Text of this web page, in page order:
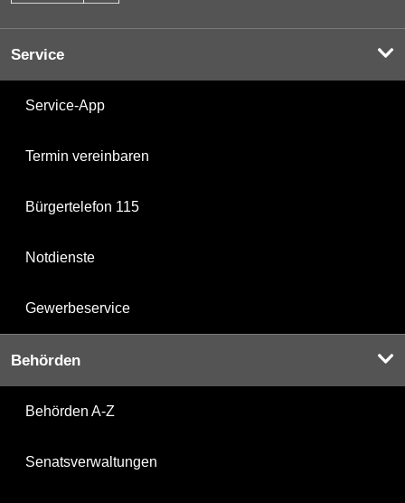
Service
Service-App
Termin vereinbaren
Bürgertelefon 115
Notdienste
Gewerbeservice
Behörden
Behörden A-Z
Senatsverwaltungen